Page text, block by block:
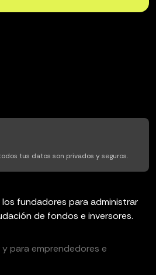
tus datos son privados y seguros.
fundadores para administrar
de fondos e inversores.
para emprendedores e